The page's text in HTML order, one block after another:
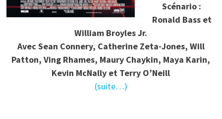
Scénario :
Ronald Bass et
William Broyles Jr.
Avec Sean Connery, Catherine Zeta-Jones, Will
Patton, Ving Rhames, Maury Chaykin, Maya Karin,
Kevin McNally et Terry O’Neill
(suite…)